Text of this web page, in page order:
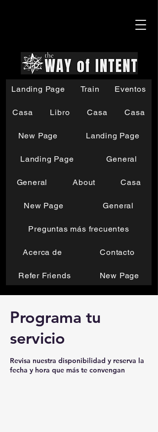
Landing Page Train Eventos
Casa Libro Casa Casa
New Page Landing Page
Landing Page General
General About Casa
New Page General
Preguntas más frecuentes
Acerca de Contacto
Refer Friends New Page
Programa tu
servicio
Revisa nuestra disponibilidad y reserva la
fecha y hora que más te convengan